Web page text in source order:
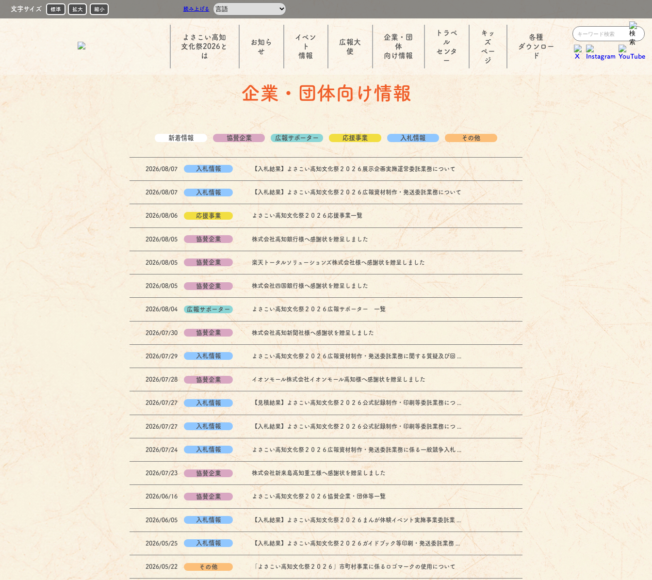
文字サイズ 標準 拡大 縮小 読み上げる
よさこい高知
文化祭2026と
は
お知ら
せ
イベン
ト
情報
広報大
使
企業・団
体
向け情報
トラベ
ル
センタ
ー
キッ
ズ
ペー
ジ
各種
ダウンロー
ド
企業・団体向け情報
新着情報 協賛企業 広報サポーター 応援事業 入札情報 その他
2026/08/07 入札情報 【入札結果】よさこい高知文化祭２０２６展示企画実施運営委託業務について
2026/08/07 入札情報 【入札結果】よさこい高知文化祭２０２６広報資材制作・発送委託業務について
2026/08/06 応援事業 よさこい高知文化祭２０２６応援事業一覧
2026/08/05 協賛企業 株式会社高知銀行様へ感謝状を贈呈しました
2026/08/05 協賛企業 楽天トータルソリューションズ株式会社様へ感謝状を贈呈しました
2026/08/05 協賛企業 株式会社四国銀行様へ感謝状を贈呈しました
2026/08/04 広報サポーター よさこい高知文化祭２０２６広報サポーター 一覧
2026/07/30 協賛企業 株式会社高知新聞社様へ感謝状を贈呈しました
2026/07/29 入札情報 よさこい高知文化祭２０２６広報資材制作・発送委託業務に関する質疑及び回 ...
2026/07/28 協賛企業 イオンモール株式会社イオンモール高知様へ感謝状を贈呈しました
2026/07/27 入札情報 【見積結果】よさこい高知文化祭２０２６公式記録制作・印刷等委託業務につ ...
2026/07/27 入札情報 【入札結果】よさこい高知文化祭２０２６公式記録制作・印刷等委託業務につ ...
2026/07/24 入札情報 よさこい高知文化祭２０２６広報資材制作・発送委託業務に係る一般競争入札 ...
2026/07/23 協賛企業 株式会社新来島高知重工様へ感謝状を贈呈しました
2026/06/16 協賛企業 よさこい高知文化祭２０２６協賛企業・団体等一覧
2026/06/05 入札情報 【入札結果】よさこい高知文化祭２０２６まんが体験イベント実施事業委託業 ...
2026/05/25 入札情報 【入札結果】よさこい高知文化祭２０２６ガイドブック等印刷・発送委託業務 ...
2026/05/22 その他 「よさこい高知文化祭２０２６」市町村事業に係るロゴマークの使用について